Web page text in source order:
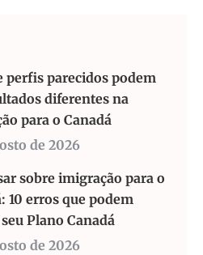
perfis parecidos podem
diferentes na
para o Canadá
de 2026
sobre imigração para o
10 erros que podem
Plano Canadá
de 2026